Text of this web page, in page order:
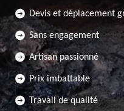
Devis et déplacement
Sans engagement
Artisan passionné
Prix imbattable
Travail de qualité